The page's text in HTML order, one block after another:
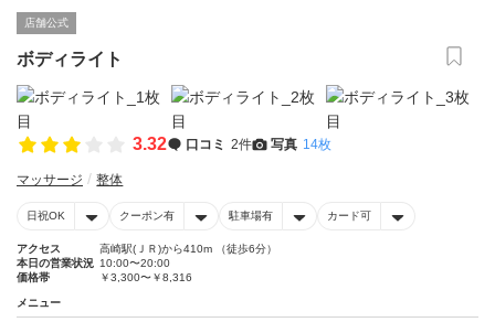
店舗公式
ボディライト
3.32 口コミ 2件 写真 14枚
マッサージ 整体
日祝OK クーポン有 駐車場有 カード可
アクセス
高崎駅(ＪＲ)から410m （徒歩6分）
本日の営業状況 10:00〜20:00
価格帯
￥3,300〜￥8,316
メニュー